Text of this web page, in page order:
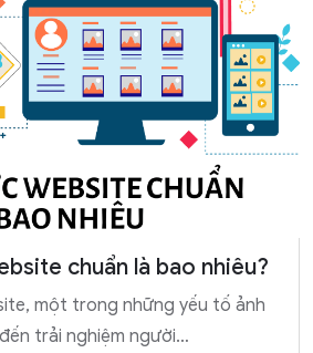
chuẩn là bao nhiêu?
một trong những yếu tố ảnh
trải nghiệm người…